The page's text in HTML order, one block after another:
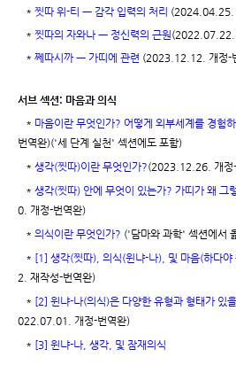
* 찟따 위-티 ㅡ 감각 입력의 처리 (2024.04.25.
* 찟따의 자와나 ㅡ 정신력의 근원 (2022.07.22.
* 쩨따시까 ㅡ 가띠에 관련 (2023.12.12. 개정-
서브 섹션: 마음과 의식
* 마음이란 무엇인가? 어떻게 외부세계를 경험
번역완)('세 단계 실천' 섹션에도 포함)
* 생각(찟따)이란 무엇인가?(2023.12.26. 개정
* 생각(찟따) 안에 무엇이 있는가? 가띠가 왜 그
0. 개정-번역완)
* 의식이란 무엇인가? ('담마와 과학' 섹션에서
* [1] 생각(찟따), 의식(윈냐-나), 및 마음(하다야
2. 재작성-번역완)
* [2] 윈냐-나(의식)은 다양한 유형과 형태가 있
022.07.01. 개정-번역완)
* [3] 윈냐-나, 생각, 및 잠재의식